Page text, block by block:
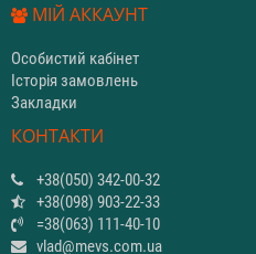
МІЙ АККАУНТ
Особистий кабінет
Історія замовлень
Закладки
КОНТАКТИ
+38(050) 342-00-32
+38(098) 903-22-33
=38(063) 111-40-10
vlad@mevs.com.ua